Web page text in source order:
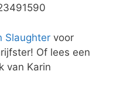
Slaughter voor
Of lees een
van Karin